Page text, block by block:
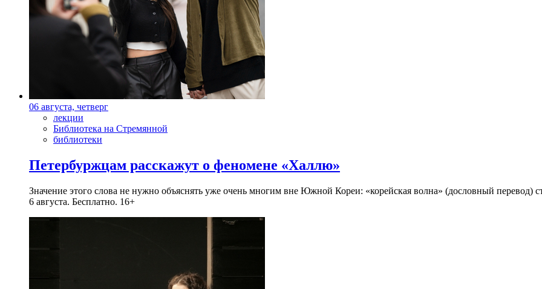
06 августа, четверг
лекции
Библиотека на Стремянной
библиотеки
Петербуржцам расскажут о феномене «Халлю»
Значение этого слова не нужно объяснять уже очень многим вне Южной Кореи: «корейская волна» (дословный
6 августа. Бесплатно. 16+